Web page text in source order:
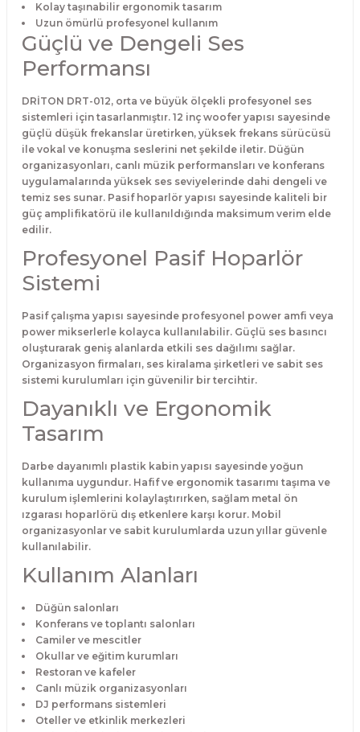
Kolay taşınabilir ergonomik tasarım
Uzun ömürlü profesyonel kullanım
Güçlü ve Dengeli Ses
Performansı
DRİTON DRT-012, orta ve büyük ölçekli profesyonel ses
sistemleri için tasarlanmıştır. 12 inç woofer yapısı sayesinde
güçlü düşük frekanslar üretirken, yüksek frekans sürücüsü
ile vokal ve konuşma seslerini net şekilde iletir. Düğün
organizasyonları, canlı müzik performansları ve konferans
uygulamalarında yüksek ses seviyelerinde dahi dengeli ve
temiz ses sunar. Pasif hoparlör yapısı sayesinde kaliteli bir
güç amplifikatörü ile kullanıldığında maksimum verim elde
edilir.
Profesyonel Pasif Hoparlör
Sistemi
Pasif çalışma yapısı sayesinde profesyonel power amfi veya
power mikserlerle kolayca kullanılabilir. Güçlü ses basıncı
oluşturarak geniş alanlarda etkili ses dağılımı sağlar.
Organizasyon firmaları, ses kiralama şirketleri ve sabit ses
sistemi kurulumları için güvenilir bir tercihtir.
Dayanıklı ve Ergonomik
Tasarım
Darbe dayanımlı plastik kabin yapısı sayesinde yoğun
kullanıma uygundur. Hafif ve ergonomik tasarımı taşıma ve
kurulum işlemlerini kolaylaştırırken, sağlam metal ön
ızgarası hoparlörü dış etkenlere karşı korur. Mobil
organizasyonlar ve sabit kurulumlarda uzun yıllar güvenle
kullanılabilir.
Kullanım Alanları
Düğün salonları
Konferans ve toplantı salonları
Camiler ve mescitler
Okullar ve eğitim kurumları
Restoran ve kafeler
Canlı müzik organizasyonları
DJ performans sistemleri
Oteller ve etkinlik merkezleri